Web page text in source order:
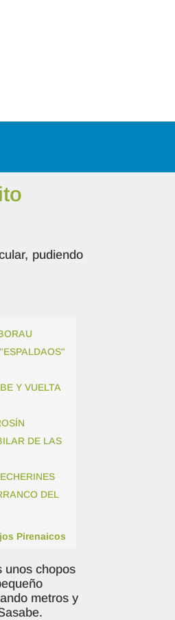
pudiendo
Y VUELTA
DE LAS
DEL
Pirenaicos
unos chopos
metros y